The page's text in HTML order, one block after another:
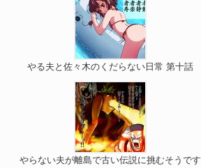
やる夫と佐々木のくだらない日常 第十話
やらない夫が離島で古い伝説に挑むそうです